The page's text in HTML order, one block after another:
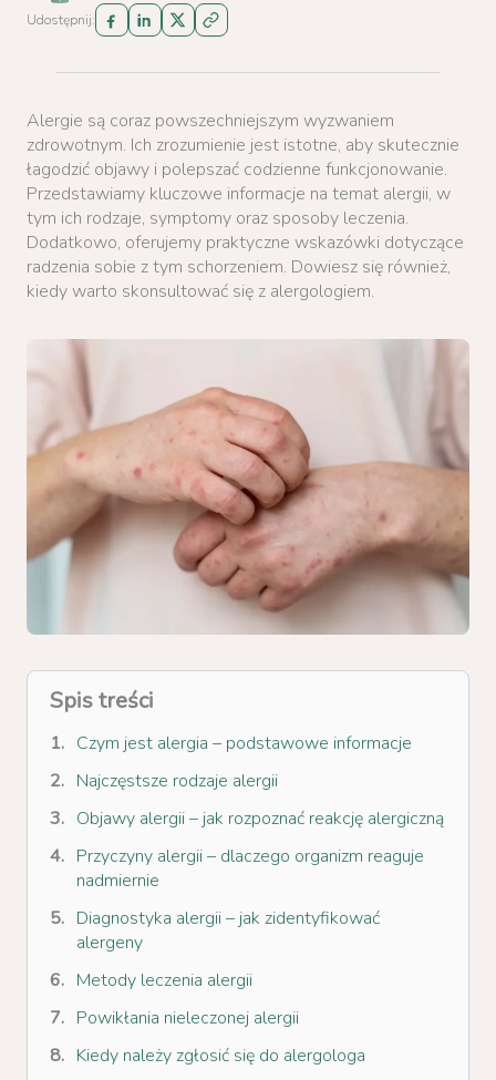
Udostępnij:
Alergie są coraz powszechniejszym wyzwaniem
zdrowotnym. Ich zrozumienie jest istotne, aby skutecznie
łagodzić objawy i polepszać codzienne funkcjonowanie.
Przedstawiamy kluczowe informacje na temat alergii, w
tym ich rodzaje, symptomy oraz sposoby leczenia.
Dodatkowo, oferujemy praktyczne wskazówki dotyczące
radzenia sobie z tym schorzeniem. Dowiesz się również,
kiedy warto skonsultować się z alergologiem.
Spis treści
Czym jest alergia – podstawowe informacje
Najczęstsze rodzaje alergii
Objawy alergii – jak rozpoznać reakcję alergiczną
Przyczyny alergii – dlaczego organizm reaguje
nadmiernie
Diagnostyka alergii – jak zidentyfikować
alergeny
Metody leczenia alergii
Powikłania nieleczonej alergii
Kiedy należy zgłosić się do alergologa